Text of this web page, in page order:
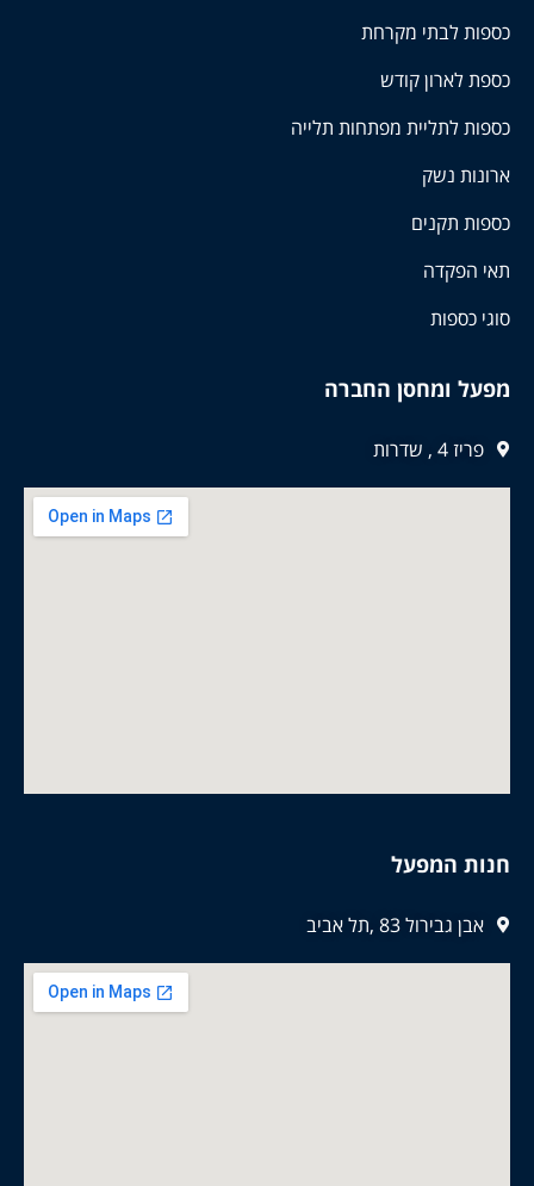
כספות לבתי מקרחת
כספת לארון קודש
כספות לתליית מפתחות תלייה
ארונות נשק
כספות תקנים
תאי הפקדה
סוגי כספות
מפעל ומחסן החברה
פריז 4 , שדרות
חנות המפעל
אבן גבירול 83 ,תל אביב